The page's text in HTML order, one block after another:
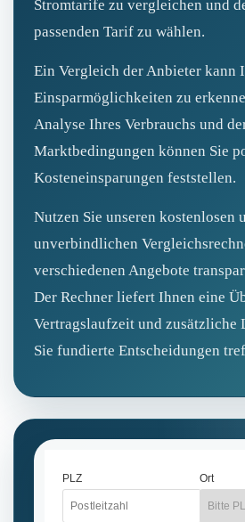
Stromtarife zu vergleichen und
passenden Tarif zu wählen.
Ein Vergleich der Anbieter kann
Einsparmöglichkeiten zu
Analyse Ihres Verbrauchs und
Marktbedingungen können Sie
Kosteneinsparungen feststellen.
Nutzen Sie unseren kostenlosen
unverbindlichen
verschiedenen Angebote
Der Rechner liefert Ihnen eine
Vertragslaufzeit und zusätzliche
Sie fundierte Entscheidungen